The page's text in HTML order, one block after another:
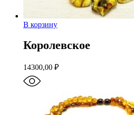
В корзину
Королевское
14300,00 ₽